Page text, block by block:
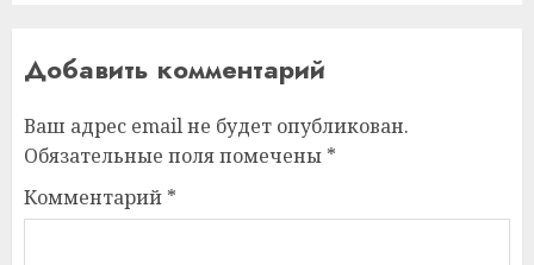
Добавить комментарий
Ваш адрес email не будет опубликован.
Обязательные поля помечены *
Комментарий *